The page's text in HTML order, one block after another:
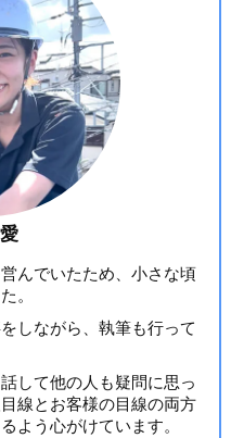
んでいたため、小さな頃
。
しながら、執筆も行って
して他の人も疑問に思っ
線とお客様の目線の両方
よう心がけています。